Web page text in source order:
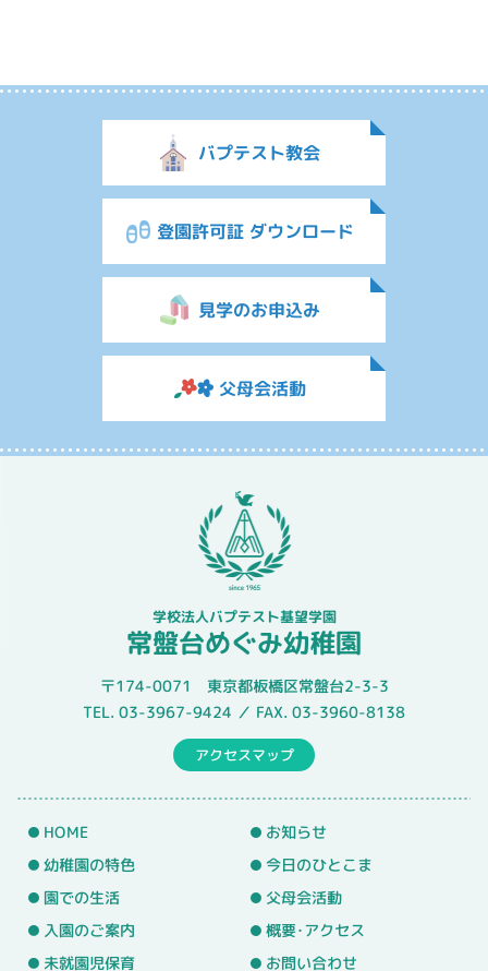
バプテスト教会
登園許可証 ダウンロード
見学のお申込み
父母会活動
学校法人バプテスト基望学園
常盤台めぐみ幼稚園
〒174-0071 東京都板橋区常盤台2-3-3
TEL. 03-3967-9424 ／ FAX. 03-3960-8138
アクセスマップ
HOME
幼稚園の特色
園での生活
入園のご案内
未就園児保育
お知らせ
今日のひとこま
父母会活動
概要･アクセス
お問い合わせ